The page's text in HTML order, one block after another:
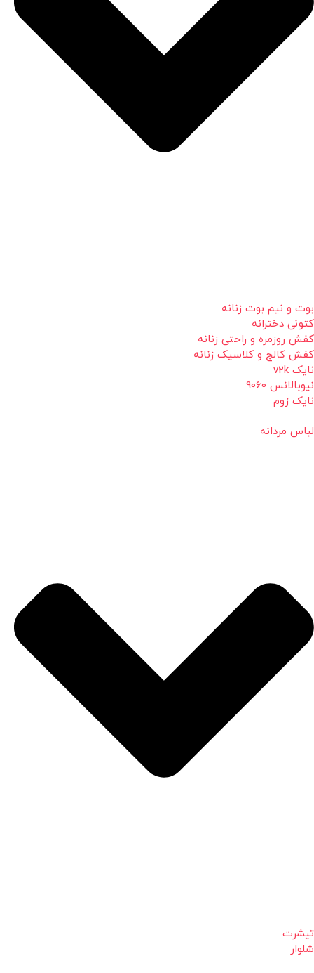
بوت و نیم بوت زنانه
کتونی دخترانه
کفش روزمره و راحتی زنانه
کفش کالج و کلاسیک زنانه
نایک v2k
نیوبالانس 9060
نایک زوم
لباس مردانه
تیشرت
شلوار